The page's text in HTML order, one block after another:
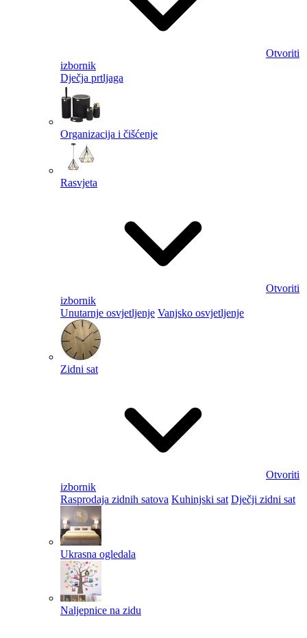
Otvoriti
izbornik
Dječja prtljaga
Organizacija i čišćenje
Rasvjeta
Otvoriti
izbornik
Unutarnje osvjetljenje Vanjsko osvjetljenje
Zidni sat
Otvoriti
izbornik
Rasprodaja zidnih satova Kuhinjski sat Dječji zidni sat
Ukrasna ogledala
Naljepnice na zidu